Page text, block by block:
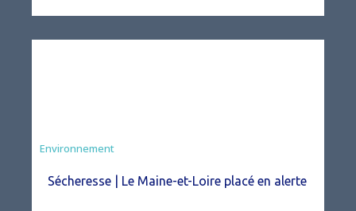
Environnement
Sécheresse | Le Maine-et-Loire placé en alerte